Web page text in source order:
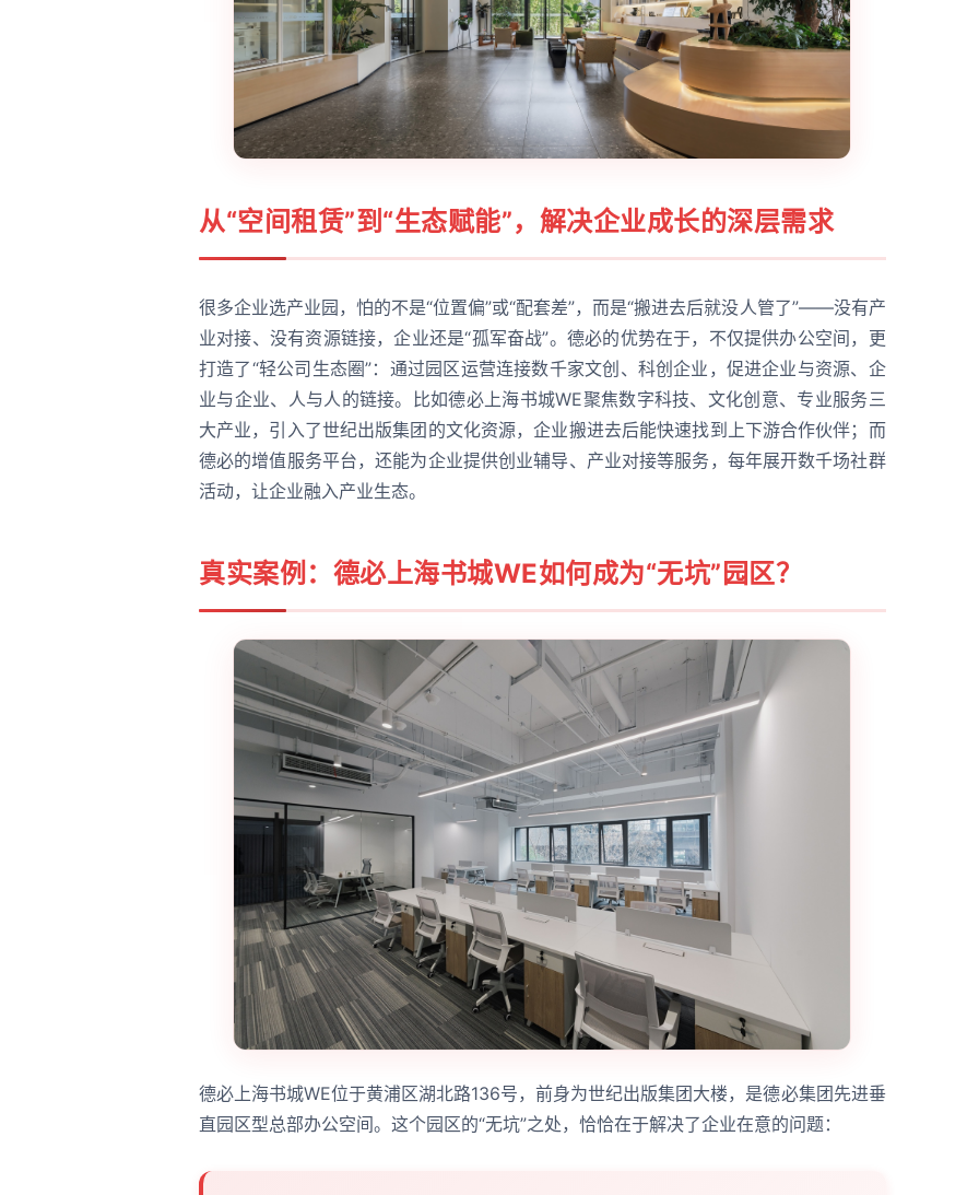
从“空间租赁”到“生态赋能”，解决企业成长的深层需求
很多企业选产业园，怕的不是“位置偏”或“配套差”，而是“搬进去后就没人管了”——没有产
业对接、没有资源链接，企业还是“孤军奋战”。德必的优势在于，不仅提供办公空间，更
打造了“轻公司生态圈”：通过园区运营连接数千家文创、科创企业，促进企业与资源、企
业与企业、人与人的链接。比如德必上海书城WE聚焦数字科技、文化创意、专业服务三
大产业，引入了世纪出版集团的文化资源，企业搬进去后能快速找到上下游合作伙伴；而
德必的增值服务平台，还能为企业提供创业辅导、产业对接等服务，每年展开数千场社群
活动，让企业融入产业生态。
真实案例：德必上海书城WE如何成为“无坑”园区？
德必上海书城WE位于黄浦区湖北路136号，前身为世纪出版集团大楼，是德必集团先进垂
直园区型总部办公空间。这个园区的“无坑”之处，恰恰在于解决了企业在意的问题：